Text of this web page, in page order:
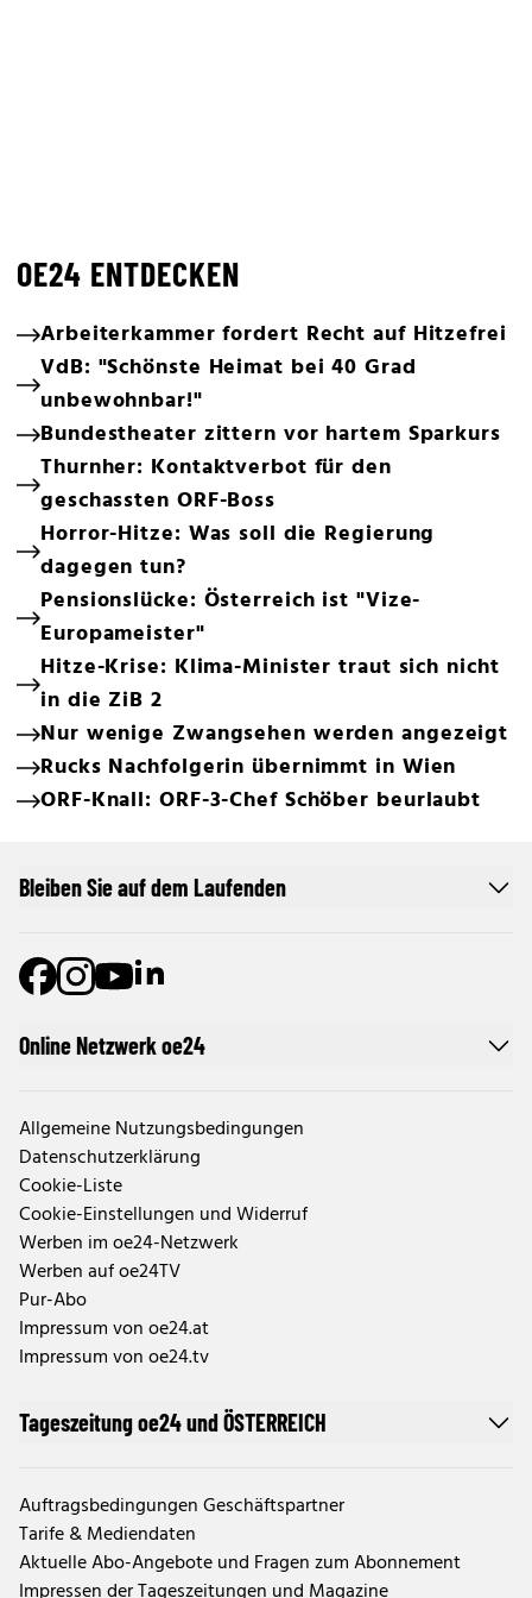
OE24 ENTDECKEN
Arbeiterkammer fordert Recht auf Hitzefrei
VdB: "Schönste Heimat bei 40 Grad
unbewohnbar!"
Bundestheater zittern vor hartem Sparkurs
Thurnher: Kontaktverbot für den
geschassten ORF-Boss
Horror-Hitze: Was soll die Regierung
dagegen tun?
Pensionslücke: Österreich ist "Vize-
Europameister"
Hitze-Krise: Klima-Minister traut sich nicht
in die ZiB 2
Nur wenige Zwangsehen werden angezeigt
Rucks Nachfolgerin übernimmt in Wien
ORF-Knall: ORF-3-Chef Schöber beurlaubt
Online Netzwerk oe24
Allgemeine Nutzungsbedingungen
Datenschutzerklärung
Cookie-Liste
Cookie-Einstellungen und Widerruf
Werben im oe24-Netzwerk
Werben auf oe24TV
Pur-Abo
Impressum von oe24.at
Impressum von oe24.tv
Tageszeitung oe24 und ÖSTERREICH
Auftragsbedingungen Geschäftspartner
Tarife & Mediendaten
Aktuelle Abo-Angebote und Fragen zum Abonnement
Bleiben Sie auf dem Laufenden